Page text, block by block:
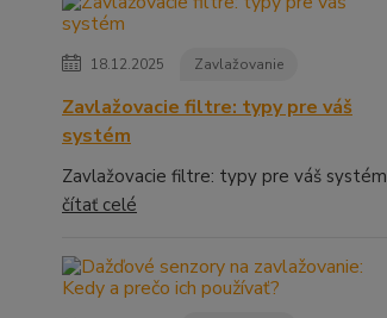
18.12.2025 Zavlažovanie
Zavlažovacie filtre: typy pre váš
systém
Zavlažovacie filtre: typy pre váš systém
čítať celé